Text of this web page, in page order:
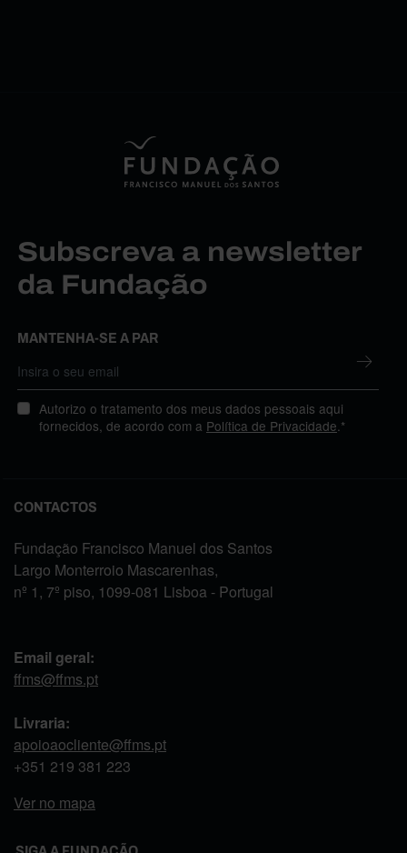
Subscreva a newsletter
da Fundação
MANTENHA-SE A PAR
Autorizo o tratamento dos meus dados pessoais aqui
fornecidos, de acordo com a Política de Privacidade .*
CONTACTOS
Fundação Francisco Manuel dos Santos
Largo Monterroio Mascarenhas,
nº 1, 7º piso, 1099-081 Lisboa - Portugal
Email geral:
ffms@ffms.pt
Livraria:
apoioaocliente@ffms.pt
+351 219 381 223
Ver no mapa